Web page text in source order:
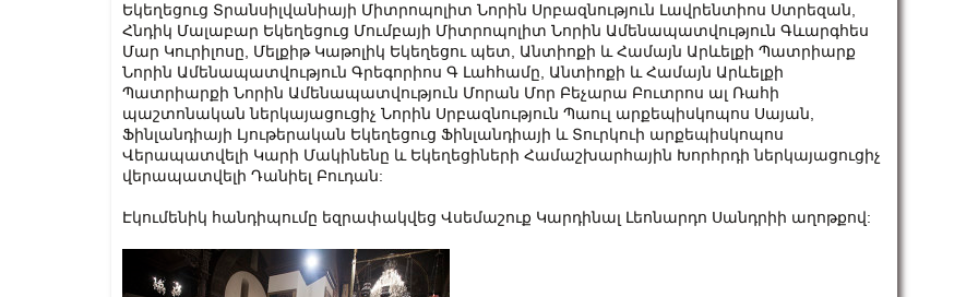
Եկեղեցուց Տրանսիլվանիայի Միտրոպոլիտ Նորին Սրբազնություն Լավրենտիոս Ստրեզան,
Հնդիկ Մալաբար Եկեղեցուց Մումբայի Միտրոպոլիտ Նորին Ամենապատվություն Գևարգհես
Մար Կուրիլոսը, Մելքիթ Կաթոլիկ Եկեղեցու պետ, Անտիոքի և Համայն Արևելքի Պատրիարք
Նորին Ամենապատվություն Գրեգորիոս Գ Լահհամը, Անտիոքի և Համայն Արևելքի
Պատրիարքի Նորին Ամենապատվություն Մորան Մոր Բեչարա Բուտրոս ալ Ռահի
պաշտոնական ներկայացուցիչ Նորին Սրբազնություն Պաուլ արքեպիսկոպոս Սայան,
Ֆինլանդիայի Լյութերական Եկեղեցուց Ֆինլանդիայի և Տուրկուի արքեպիսկոպոս
Վերապատվելի Կարի Մակինենը և Եկեղեցիների Համաշխարհային Խորհրդի ներկայացուցիչ
վերապատվելի Դանիել Բուդան:
Էկումենիկ հանդիպումը եզրափակվեց Վսեմաշուք Կարդինալ Լեոնարդո Սանդրիի աղոթքով: